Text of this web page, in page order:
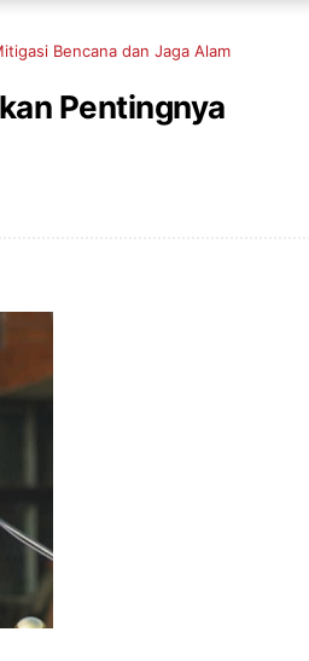
Bencana dan Jaga Alam
Pentingnya